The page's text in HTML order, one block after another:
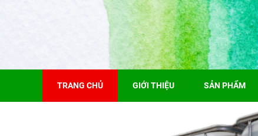
TRANG CHỦ GIỚI THIỆU SẢN PHẨM